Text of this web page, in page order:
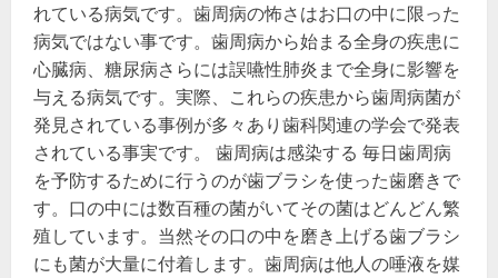
れている病気です。歯周病の怖さはお口の中に限った
病気ではない事です。歯周病から始まる全身の疾患に
心臓病、糖尿病さらには誤嚥性肺炎まで全身に影響を
与える病気です。実際、これらの疾患から歯周病菌が
発見されている事例が多々あり歯科関連の学会で発表
されている事実です。 歯周病は感染する 毎日歯周病
を予防するために行うのが歯ブラシを使った歯磨きで
す。口の中には数百種の菌がいてその菌はどんどん繁
殖しています。当然その口の中を磨き上げる歯ブラシ
にも菌が大量に付着します。歯周病は他人の唾液を媒